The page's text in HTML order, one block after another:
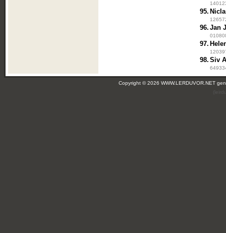
95.
96. Jan
97.
98. Siv
Copyright © 2026 WWW.LERDUVOR.NET